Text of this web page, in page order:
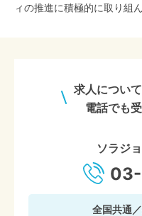
ィの推進に積極的に取り組
求人につい
電話でも
ソラジ
全国共通